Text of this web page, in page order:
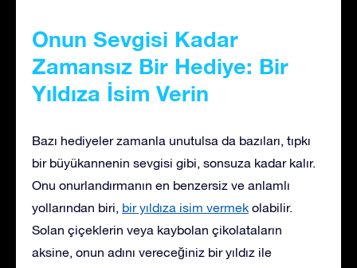
Onun Sevgisi Kadar
Zamansız Bir Hediye: Bir
Yıldıza İsim Verin
Bazı hediyeler zamanla unutulsa da bazıları, tıpkı
bir büyükannenin sevgisi gibi, sonsuza kadar kalır.
Onu onurlandırmanın en benzersiz ve anlamlı
yollarından biri, bir yıldıza isim vermek olabilir.
Solan çiçeklerin veya kaybolan çikolataların
aksine, onun adını vereceğiniz bir yıldız ile